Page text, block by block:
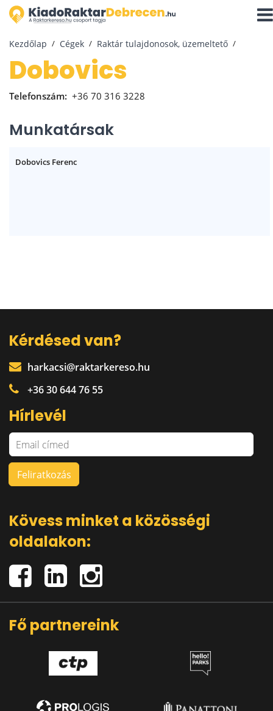
Kezdőlap Cégek Raktár tulajdonosok, üzemeltető
Dobovics
Telefonszám: +36 70 316 3228
Munkatársak
Dobovics Ferenc
Kérdésed van?
harkacsi@raktarkereso.hu
+36 30 644 76 55
Hírlevél
Kövess minket a közösségi
oldalakon:
Fő partnereink